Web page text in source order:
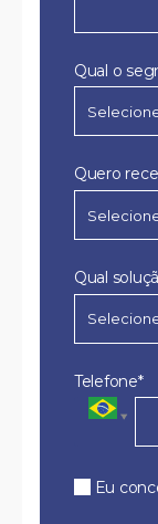
Qual o
Quero
Qual
Telefone*
Eu